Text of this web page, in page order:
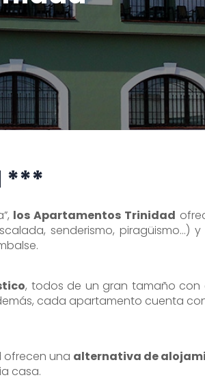
***
los Apartamentos Trinidad
senderismo,
, todos de un gran tamaño
cada apartamento cuenta
ofrecen una alternativa de
casa.